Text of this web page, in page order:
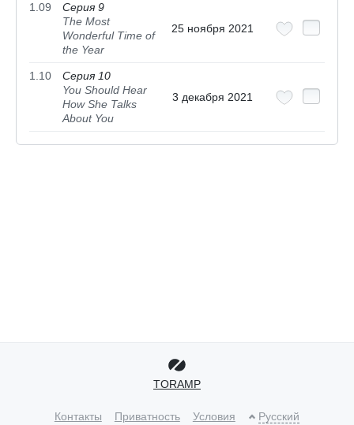
1.09
Серия 9
The Most
Wonderful Time of
the Year
25 ноября 2021
1.10
Серия 10
You Should Hear
How She Talks
About You
3 декабря 2021
TORAMP
Контакты Приватность Условия Русский